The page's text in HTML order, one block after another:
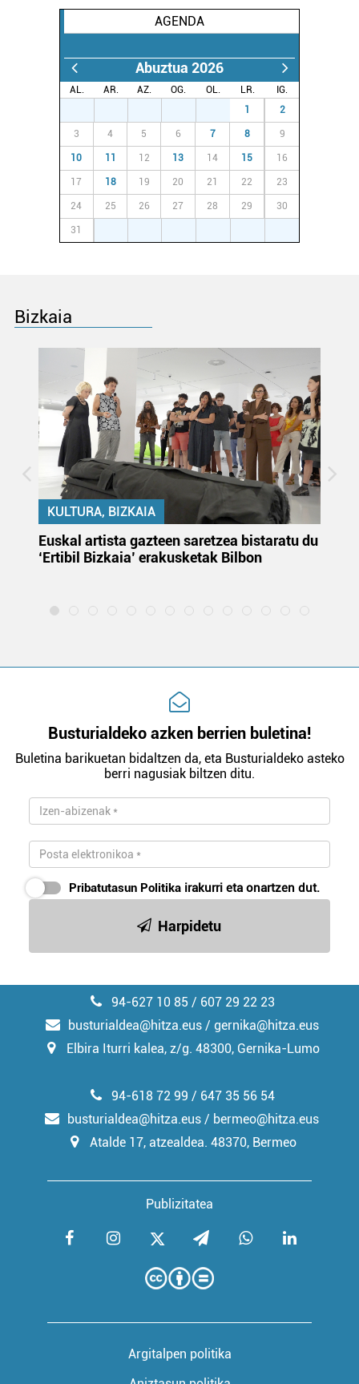
AGENDA
Abuztua 2026
AL. AR. AZ. OG. OL. LR.
IG.
1 2
3 4 5 6 7 8 9
10 11 12 13 14 15 16
17 18 19 20 21 22 23
24 25 26 27 28 29 30
31
Bizkaia
KULTURA, BIZKAIA
Euskal artista gazteen saretzea bistaratu du
‘Ertibil Bizkaia’ erakusketak Bilbon
Busturialdeko azken berrien buletina!
Buletina barikuetan bidaltzen da, eta Busturialdeko asteko
berri nagusiak biltzen ditu.
Pribatutasun Politika irakurri eta onartzen dut.
Harpidetu
94-627 10 85 / 607 29 22 23
busturialdea@hitza.eus / gernika@hitza.eus
Elbira Iturri kalea, z/g. 48300, Gernika-Lumo
Publizitatea
94-618 72 99 / 647 35 56 54
busturialdea@hitza.eus / bermeo@hitza.eus
Atalde 17, atzealdea. 48370, Bermeo
Argitalpen politika